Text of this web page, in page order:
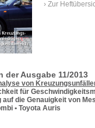
› Zur
der Ausgabe 11/2013
von
für
auf die Genauigkeit von
• Toyota Auris